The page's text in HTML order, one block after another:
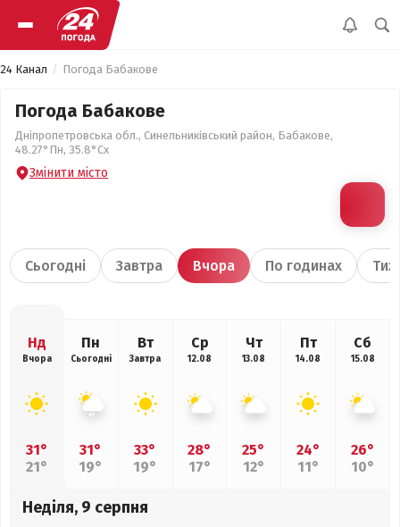
24 Канал Погода Бабакове
Погода Бабакове
Дніпропетровська обл., Синельниківський район, Бабакове,
48.27°Пн, 35.8°Сх
Змінити місто
Сьогодні Завтра Вчора По годинах
Нд
Вчора
31°
21°
Пн
Сьогодні
31°
19°
Вт
Завтра
33°
19°
Ср
12.08
28°
17°
Чт
13.08
25°
12°
Пт
14.08
24°
11°
Сб
15.08
26°
10°
Неділя, 9 серпня